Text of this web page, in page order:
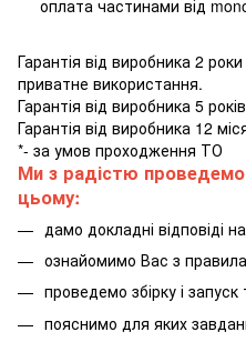
оплата частинами від
Гарантія від виробника 2
приватне використання.
Гарантія від виробника 5
Гарантія від виробника 12
*- за умов проходження ТО
Ми з радістю проведемо
цьому:
дамо докладні відповіді
ознайомимо Вас з
проведемо збірку і
пояснимо для яких